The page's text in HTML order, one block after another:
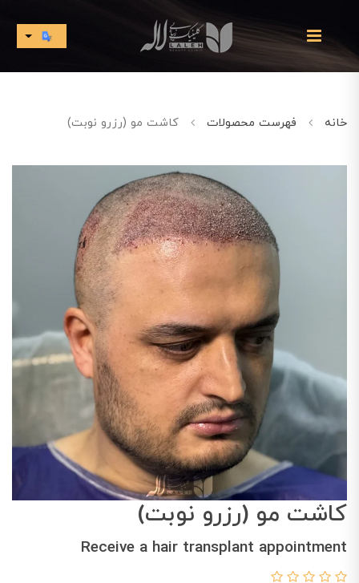
خانه فهرست محصولات کاشت مو (رزرو نوبت)
کاشت مو (رزرو نوبت)
Receive a hair transplant appointment